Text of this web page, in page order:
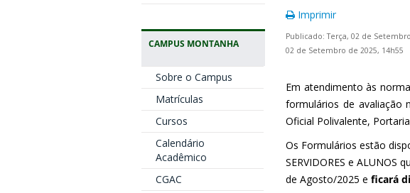
CAMPUS MONTANHA
Sobre o Campus
Matrículas
Cursos
Calendário
Acadêmico
CGAC
Imprimir
Publicado: Terça, 02 de
02 de Setembro de 2025, 14h55
Em atendimento às
formulários de avaliação
Oficial Polivalente,
Os Formulários estão
SERVIDORES e
de Agosto/2025 e ficará